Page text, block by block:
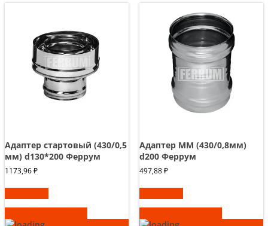
Адаптер стартовый (430/0,5
мм) d130*200 Феррум
1173,96₽
Адаптер ММ (430/0,8мм)
d200 Феррум
497,88₽